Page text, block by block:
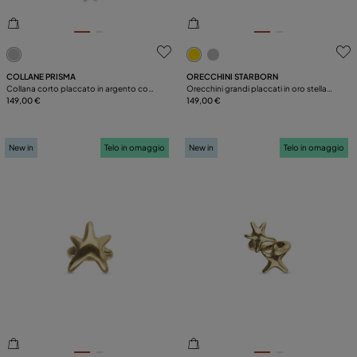
3,1 su 5 valutazioni dei clienti
COLLANE PRISMA
Collana corto placcato in argento con
cristalli e stella marina piccola
149,00 €
5 su 5 valutazioni dei clienti
ORECCHINI STARBORN
Orecchini grandi placcati in oro stella
marina
149,00 €
New in Telo in omaggio New in Telo in omaggio